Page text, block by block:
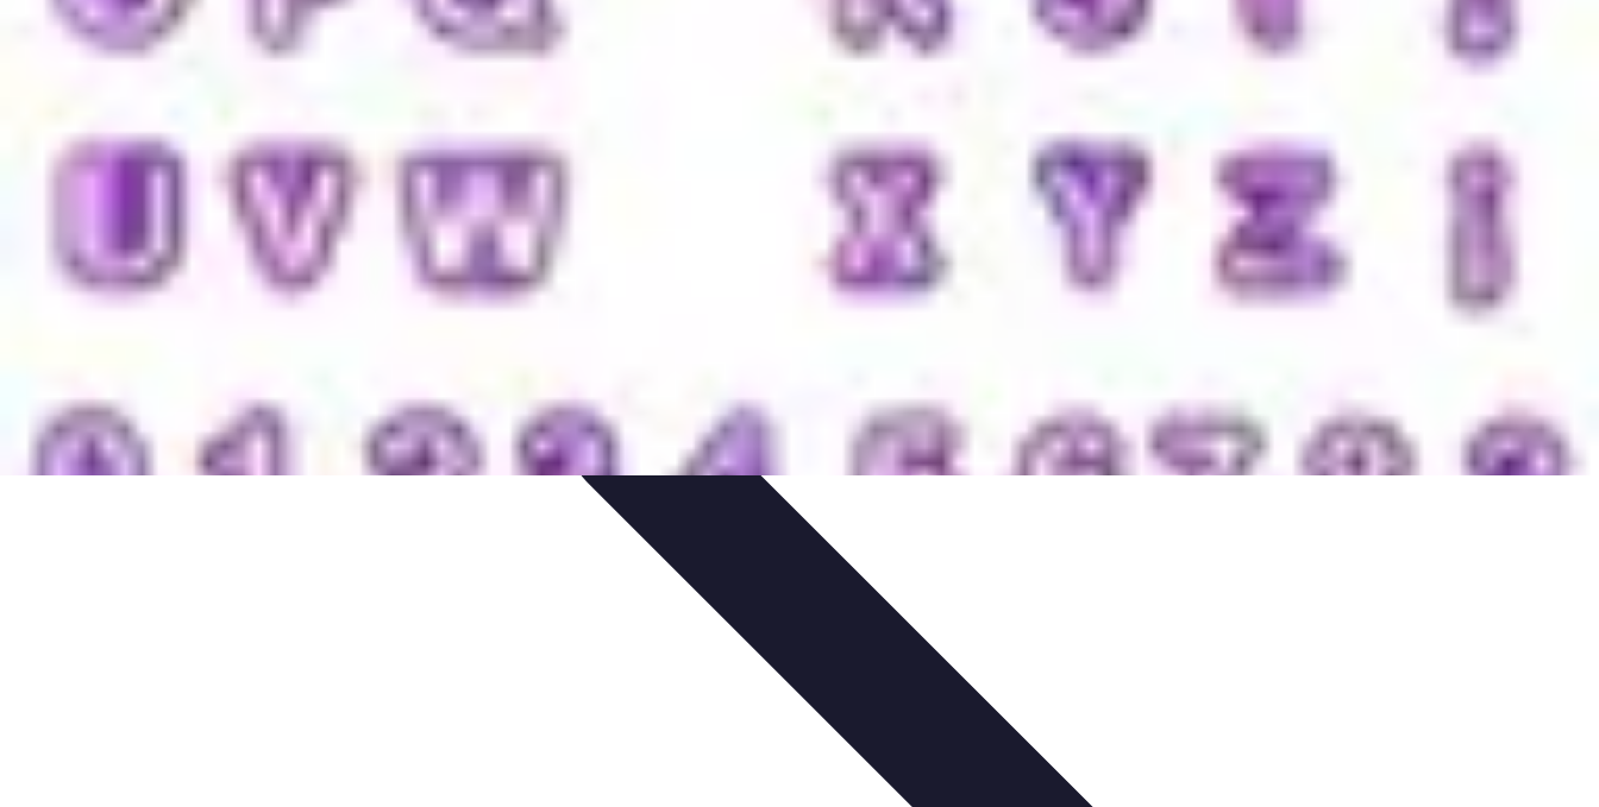
Services Mémoriaux
Personnalisation
Rituels et discours Conseils pratiques Rituels et TraditionsListes & Conseils